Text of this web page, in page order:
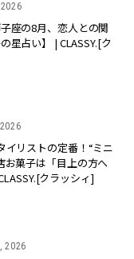
座の8月、恋人との関
星占い】 | CLASSY.[ク
イリストの定番！“ミニ
お菓子は「目上の方へ
クラッシィ]
2026